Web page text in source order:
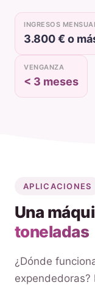
INGRESOS
3.800 € o
VENGANZA
< 3 meses
APLICACIONES
Una
toneladas
¿Dónde
expendedoras?